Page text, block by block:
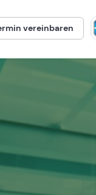
vereinbaren